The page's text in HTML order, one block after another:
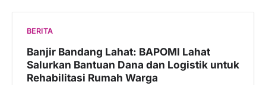
BERITA
Banjir Bandang Lahat: BAPOMI Lahat
Salurkan Bantuan Dana dan Logistik untuk
Rehabilitasi Rumah Warga